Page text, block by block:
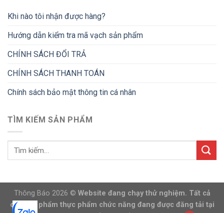
Khi nào tôi nhận được hàng?
Hướng dẫn kiểm tra mã vạch sản phẩm
CHÍNH SÁCH ĐỔI TRẢ
CHÍNH SÁCH THANH TOÁN
Chính sách bảo mật thông tin cá nhân
TÌM KIẾM SẢN PHẨM
Thông Báo 2026 © Website đang chạy thử nghiệm. Tất cả
các sản phẩm thực phẩm chức năng đang được đăng tải tại